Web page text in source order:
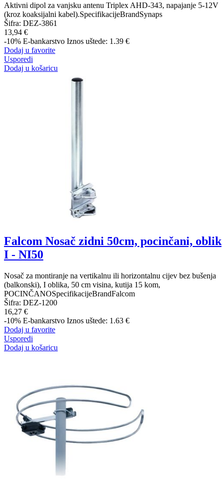
Aktivni dipol za vanjsku antenu Triplex AHD-343, napajanje 5-12V
(kroz koaksijalni kabel).SpecifikacijeBrandSynaps
Šifra: DEZ-3861
13,94 €
-10% E-bankarstvo Iznos uštede: 1.39 €
Dodaj u favorite
Usporedi
Dodaj u košaricu
Falcom Nosač zidni 50cm, pocinčani, oblik
I - NI50
Nosač za montiranje na vertikalnu ili horizontalnu cijev bez bušenja
(balkonski), I oblika, 50 cm visina, kutija 15 kom,
POCINČANOSpecifikacijeBrandFalcom
Šifra: DEZ-1200
16,27 €
-10% E-bankarstvo Iznos uštede: 1.63 €
Dodaj u favorite
Usporedi
Dodaj u košaricu